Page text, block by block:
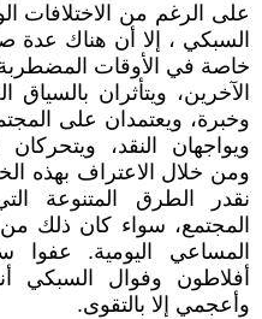
على الرغم من الاختلافات
السبكي ، إلا أن هناك عدة
خاصة في الأوقات المضطربة.
الآخرين، ويتأثران
وخبرة، ويعتمدان على
ويواجهان النقد، ويتحركان
ومن خلال الاعتراف بهذه
نقدر الطرق المتنوعة
المجتمع، سواء كان ذلك
المساعي اليومية. عفوا
أفلاطون وفوال السبكي
وأعجمي إلا بالتقوى.